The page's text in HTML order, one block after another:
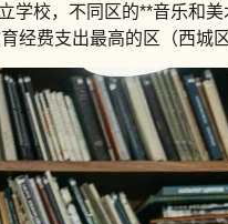
学校，不同区的**音乐和
经费支出最高的区（西城